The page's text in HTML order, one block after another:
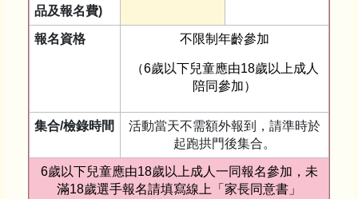
品及報名費)
報名資格 不限制年齡參加
（6歲以下兒童應由18歲以上成人
陪同參加）
集合/檢錄時間
活動當天不需額外報到，請準時於
起跑拱門後集合。
6歲以下兒童應由18歲以上成人一同報名參加，未
滿18歲選手報名請填寫線上「家長同意書」